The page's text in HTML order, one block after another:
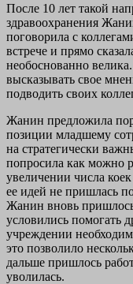
После 10 лет такой
здравоохранения
поговорила с
встрече и прямо
необоснованно
высказывать свое
подводить своих
Жанин предложила
позиции младшему
на стратегически
попросила как можно
увеличении числа
ее идей не пришлась
Жанин вновь
условились помогать
учреждении
это позволило
дальше пришлось
уволилась.